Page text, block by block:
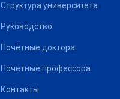
Структура университета
Руководство
Почётные доктора
Почётные профессора
Контакты